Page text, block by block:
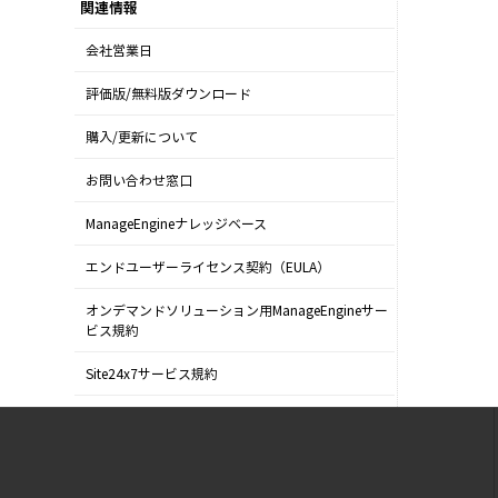
関連情報
会社営業日
評価版/無料版ダウンロード
購入/更新について
お問い合わせ窓口
ManageEngineナレッジベース
エンドユーザーライセンス契約（EULA）
オンデマンドソリューション用ManageEngineサー
ビス規約
Site24x7サービス規約